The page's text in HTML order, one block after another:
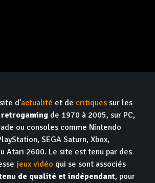
d'actualité et de critiques sur les
de 1970 à 2005, sur PC,
ou consoles comme Nintendo
SEGA Saturn, Xbox,
Atari 2600. Le site est tenu par des
jeux vidéo qui se sont associés
de qualité et indépendant, pour